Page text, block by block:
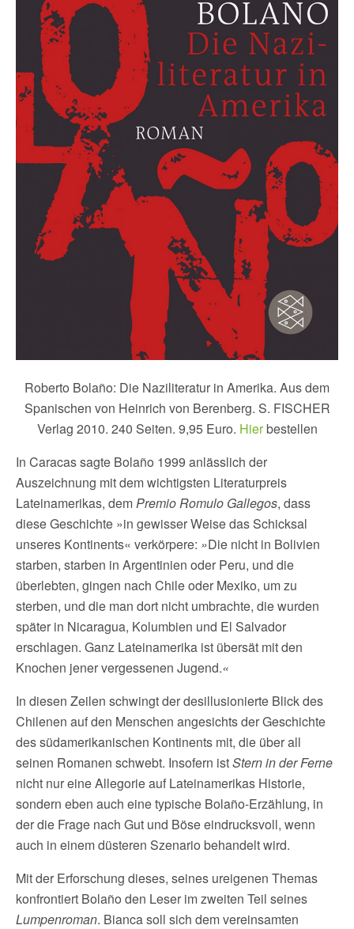
Roberto Bolaño: Die Naziliteratur in Amerika. Aus dem
Spanischen von Heinrich von Berenberg. S. FISCHER
Verlag 2010. 240 Seiten. 9,95 Euro. Hierbestellen
In Caracas sagte Bolaño 1999 anlässlich der
Auszeichnung mit dem wichtigsten Literaturpreis
Lateinamerikas, demPremio Romulo Gallegos, dass
diese Geschichte »in gewisser Weise das Schicksal
unseres Kontinents« verkörpere: »Die nicht in Bolivien
starben, starben in Argentinien oder Peru, und die
überlebten, gingen nach Chile oder Mexiko, um zu
sterben, und die man dort nicht umbrachte, die wurden
später in Nicaragua, Kolumbien und El Salvador
erschlagen. Ganz Lateinamerika ist übersät mit den
Knochen jener vergessenen Jugend.«
In diesen Zeilen schwingt der desillusionierte Blick des
Chilenen auf den Menschen angesichts der Geschichte
des südamerikanischen Kontinents mit, die über all
seinen Romanen schwebt. Insofern istStern in der Ferne
nicht nur eine Allegorie auf Lateinamerikas Historie,
sondern eben auch eine typische Bolaño-Erzählung, in
der die Frage nach Gut und Böse eindrucksvoll, wenn
auch in einem düsteren Szenario behandelt wird.
Mit der Erforschung dieses, seines ureigenen Themas
konfrontiert Bolaño den Leser im zweiten Teil seines
Lumpenroman. Bianca soll sich dem vereinsamten